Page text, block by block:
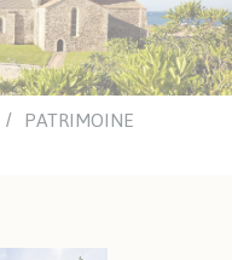
PATRIMOINE